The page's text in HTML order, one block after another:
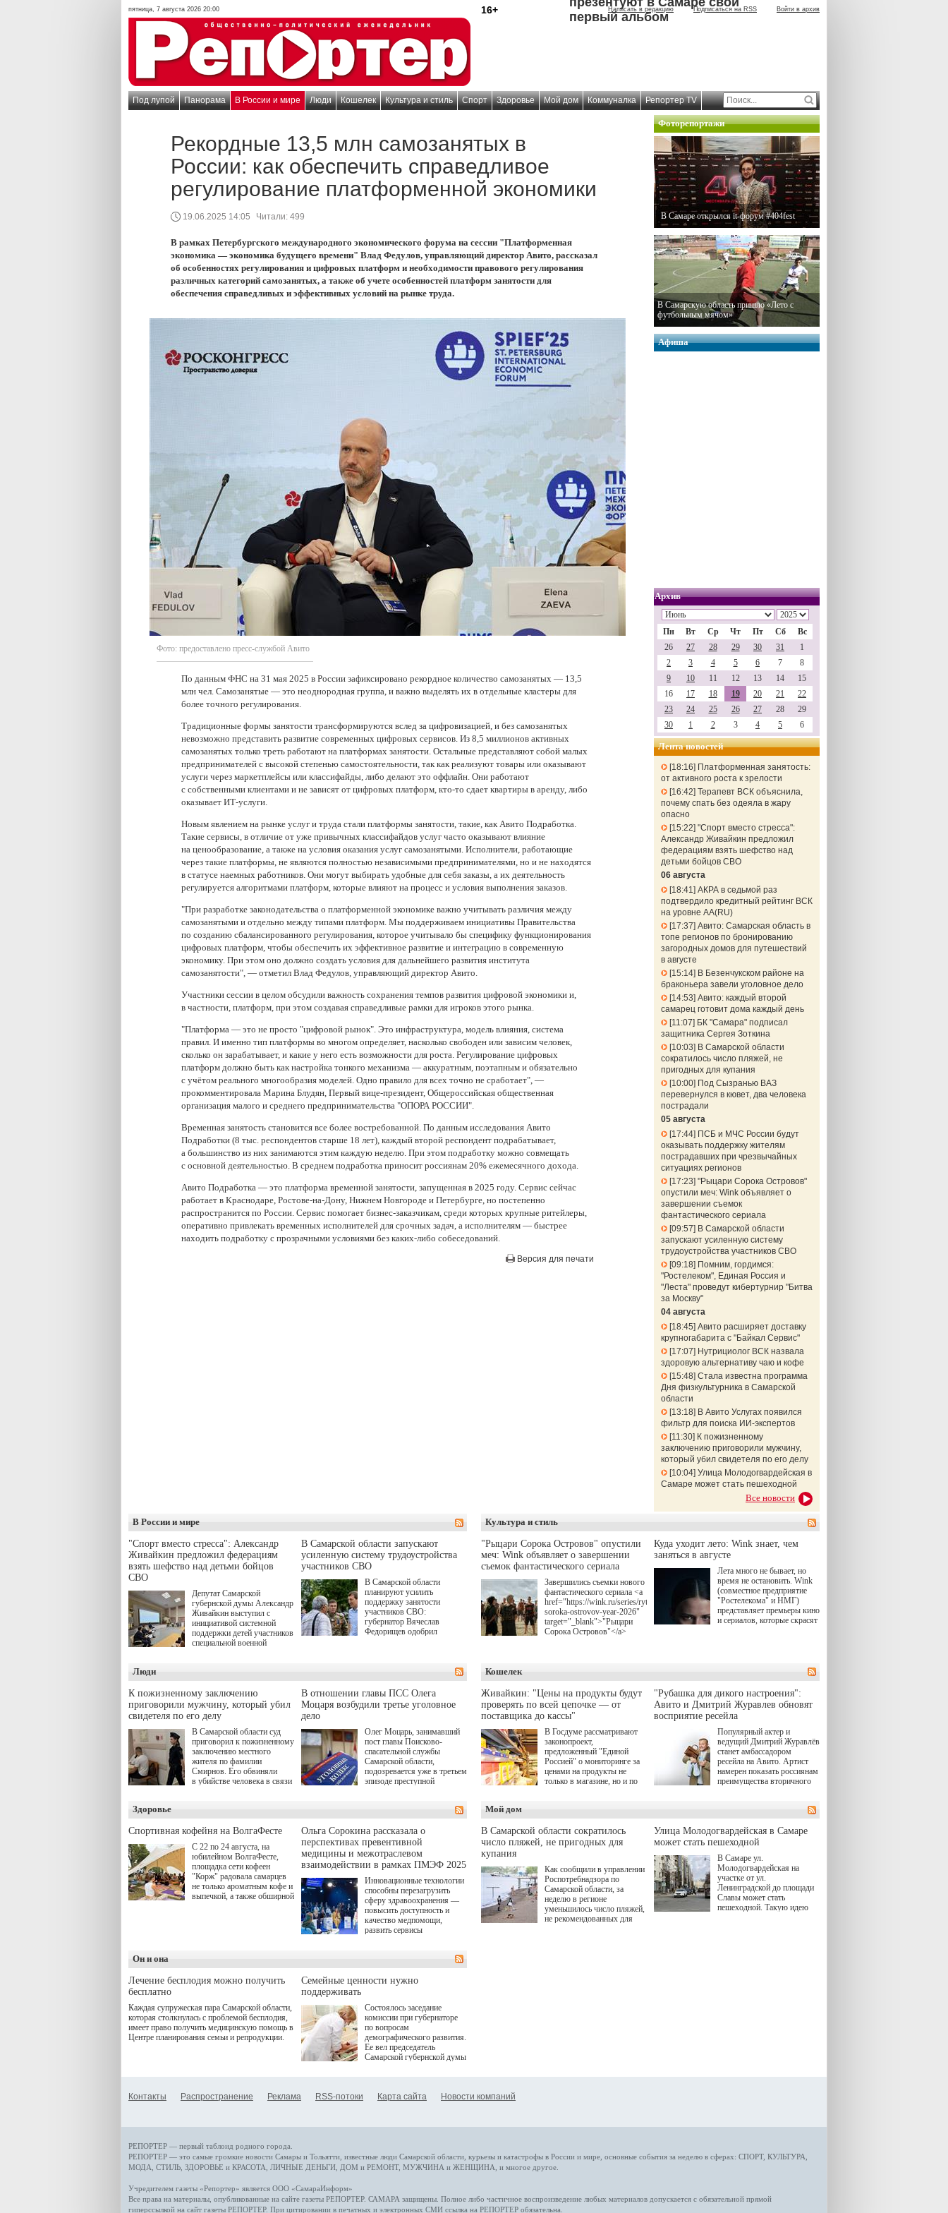
пятница, 7 августа 2026 20:00 16+ Написать в редакцию Подписаться на RSS Войти в архив
первый альбом
Под лупой Панорама В России и мире Люди Кошелек Культура и стиль Спорт Здоровье Мой дом Коммуналка Репортер TV
Рекордные 13,5 млн самозанятых в
России: как обеспечить справедливое
регулирование платформенной экономики
19.06.2025 14:05 Читали: 499
В рамках Петербургского международного экономического форума на сессии "Платформенная
экономика — экономика будущего времени" Влад Федулов, управляющий директор Авито, рассказал
об особенностях регулирования и цифровых платформ и необходимости правового регулирования
различных категорий самозанятых, а также об учете особенностей платформ занятости для
обеспечения справедливых и эффективных условий на рынке труда.
Фото: предоставлено пресс-службой Авито
По данным ФНС на 31 мая 2025 в России зафиксировано рекордное количество самозанятых — 13,5
млн чел. Самозанятые — это неоднородная группа, и важно выделять их в отдельные кластеры для
более точного регулирования.
Традиционные формы занятости трансформируются вслед за цифровизацией, и без самозанятых
невозможно представить развитие современных цифровых сервисов. Из 8,5 миллионов активных
самозанятых только треть работают на платформах занятости. Остальные представляют собой малых
предпринимателей с высокой степенью самостоятельности, так как реализуют товары или оказывают
услуги через маркетплейсы или классифайды, либо делают это оффлайн. Они работают
с собственными клиентами и не зависят от цифровых платформ, кто-то сдает квартиры в аренду, либо
оказывает ИТ-услуги.
Новым явлением на рынке услуг и труда стали платформы занятости, такие, как Авито Подработка.
Такие сервисы, в отличие от уже привычных классифайдов услуг часто оказывают влияние
на ценообразование, а также на условия оказания услуг самозанятыми. Исполнители, работающие
через такие платформы, не являются полностью независимыми предпринимателями, но и не находятся
в статусе наемных работников. Они могут выбирать удобные для себя заказы, а их деятельность
регулируется алгоритмами платформ, которые влияют на процесс и условия выполнения заказов.
"При разработке законодательства о платформенной экономике важно учитывать различия между
самозанятыми и отдельно между типами платформ. Мы поддерживаем инициативы Правительства
по созданию сбалансированного регулирования, которое учитывало бы специфику функционирования
цифровых платформ, чтобы обеспечить их эффективное развитие и интеграцию в современную
экономику. При этом оно должно создать условия для дальнейшего развития института
самозанятости", — отметил Влад Федулов, управляющий директор Авито.
Участники сессии в целом обсудили важность сохранения темпов развития цифровой экономики и,
в частности, платформ, при этом создавая справедливые рамки для игроков этого рынка.
"Платформа — это не просто "цифровой рынок". Это инфраструктура, модель влияния, система
правил. И именно тип платформы во многом определяет, насколько свободен или зависим человек,
сколько он зарабатывает, и какие у него есть возможности для роста. Регулирование цифровых
платформ должно быть как настройка тонкого механизма — аккуратным, поэтапным и обязательно
с учётом реального многообразия моделей. Одно правило для всех точно не сработает", —
прокомментировала Марина Блудян, Первый вице-президент, Общероссийская общественная
организация малого и среднего предпринимательства "ОПОРА РОССИИ".
Временная занятость становится все более востребованной. По данным исследования Авито
Подработки (8 тыс. респондентов старше 18 лет), каждый второй респондент подрабатывает,
а большинство из них занимаются этим каждую неделю. При этом подработку можно совмещать
с основной деятельностью. В среднем подработка приносит россиянам 20% ежемесячного дохода.
Авито Подработка — это платформа временной занятости, запущенная в 2025 году. Сервис сейчас
работает в Краснодаре, Ростове-на-Дону, Нижнем Новгороде и Петербурге, но постепенно
распространится по России. Сервис помогает бизнес-заказчикам, среди которых крупные ритейлеры,
оперативно привлекать временных исполнителей для срочных задач, а исполнителям — быстрее
находить подработку с прозрачными условиями без каких-либо собеседований.
Версия для печати
Фоторепортажи
В Самаре открылся it-форум #404fest
В Самарскую область пришло «Лето с
футбольным мячом»
Афиша
Архив
Пн Вт Ср Чт Пт Сб
Вс
26
27 28 29 30 31
1
2
3 4 5 6 7
8
9
10 11 12 13 14
15
16
17 18 19 20 21
22
23
24 25 26 27 28
29
30
1 2 3 4 5 6
Лента новостей
18:16
Платформенная занятость:
от активного роста к зрелости
16:42 Терапевт ВСК объяснила,
почему спать без одеяла в жару
опасно
15:22 "Спорт вместо стресса":
Александр Живайкин предложил
федерациям взять шефство над
детьми бойцов СВО
06 августа
18:41 АКРА в седьмой раз
подтвердило кредитный рейтинг ВСК
на уровне АА(RU)
17:37 Авито: Самарская область в
топе регионов по бронированию
загородных домов для путешествий
в августе
15:14 В Безенчукском районе на
браконьера завели уголовное дело
14:53 Авито: каждый второй
самарец готовит дома каждый день
11:07
БК "Самара" подписал
защитника Сергея Зоткина
10:03
В Самарской области
сократилось число пляжей, не
пригодных для купания
10:00 Под Сызранью ВАЗ
перевернулся в кювет, два человека
пострадали
05 августа
17:44 ПСБ и МЧС России будут
оказывать поддержку жителям
пострадавших при чрезвычайных
ситуациях регионов
17:23 "Рыцари Сорока Островов"
опустили меч: Wink объявляет о
завершении съемок
фантастического сериала
09:57
В Самарской области
запускают усиленную систему
трудоустройства участников СВО
09:18 Помним, гордимся:
"Ростелеком", Единая Россия и
"Леста" проведут кибертурнир "Битва
за Москву"
04 августа
18:45 Авито расширяет доставку
крупногабарита с "Байкал Сервис"
17:07
Нутрициолог ВСК назвала
здоровую альтернативу чаю и кофе
15:48 Стала известна программа
Дня физкультурника в Самарской
области
13:18 В Авито Услугах появился
фильтр для поиска ИИ-экспертов
11:30 К пожизненному
заключению приговорили мужчину,
который убил свидетеля по его делу
10:04 Улица Молодогвардейская в
Самаре может стать пешеходной
Все новости
В России и мире
"Спорт вместо стресса": Александр
Живайкин предложил федерациям
взять шефство над детьми бойцов
СВО
Депутат Самарской
губернской думы Александр
Живайкин выступил с
инициативой системной
поддержки детей участников
специальной военной
"Помощь фронту и семьям
участников СВО", которая
прошла в Отрадном 7
августа.
В Самарской области запускают
усиленную систему трудоустройства
участников СВО
В Самарской области
планируют усилить
поддержку занятости
участников СВО:
губернатор Вячеслав
Федорищев одобрил
Живайкина, направленные
на трудоустройство и более
спокойную адаптацию к
мирной жизни.
Культура и стиль
"Рыцари Сорока Островов" опустили
меч: Wink объявляет о завершении
съемок фантастического сериала
Завершились съемки нового
фантастического сериала <a
href="https://wink.ru/series/rytsari-
soroka-ostrovov-year-2026"
target="_blank">"Рыцари
Сорока Островов"</a>
одноименного романа
Сергея Лукьяненко. Главные
роли в проекте исполнили
Артем Кошман, Полина
Гухман, Вероника
Устимова, Олег Савостюк,
Святослав Рогожан, Кузьма
Котрелёв, Никита
Кологривый, Елисей
Чучилин, Александра
Нестерова, Ника Жукова, а
Волкова в роли родителей.
Режиссер-постановщик
проекта — Егор Чичканов
(сериалы "Комбинация", "И
Куда уходит лето: Wink знает, чем
заняться в августе
Лета много не бывает, но
время не остановить. Wink
(совместное предприятие
"Ростелекома" и НМГ)
представляет премьеры кино
и сериалов, которые скрасят
target="_blank">"Холод"
</a> (18+) останется только
на экране — весь август по
четвергам продолжат
выходить новые эпизоды
сериала, в котором
беспощадным возмездием в
духе графа Монте-Кристо
занимается наша
современница.
Люди
К пожизненному заключению
приговорили мужчину, который убил
свидетеля по его делу
В Самарской области суд
приговорил к пожизненному
заключению местного
жителя по фамилии
Смирнов. Его обвиняли
в убийстве человека в связи
В отношении главы ПСС Олега
Моцаря возбудили третье уголовное
дело
Олег Моцарь, занимавший
пост главы Поисково-
спасательной службы
Самарской области,
подозревается уже в третьем
эпизоде преступной
о превышении полномочий,
а сам он находится в СИЗО.
Кошелек
Живайкин: "Цены на продукты будут
проверять по всей цепочке — от
поставщика до кассы"
В Госдуме рассматривают
законопроект,
предложенный "Единой
Россией" о мониторинге за
ценами на продукты не
только в магазине, но и по
подорожания было понятно,
где именно цена "поехала"
вверх и кто её разогнал.
"Рубашка для дикого настроения":
Авито и Дмитрий Журавлев обновят
восприятие ресейла
Популярный актер и
ведущий Дмитрий Журавлёв
станет амбассадором
ресейла на Авито. Артист
намерен показать россиянам
преимущества вторичного
для современного и умного
человека.
Здоровье
Спортивная кофейня на ВолгаФесте
С 22 по 24 августа, на
юбилейном ВолгаФесте,
площадка сети кофеен
"Корж" радовала самарцев
не только ароматным кофе и
выпечкой, а также обширной
Ольга Сорокина рассказала о
перспективах превентивной
медицины и межотраслевом
взаимодействии в рамках ПМЭФ 2025
Инновационные технологии
способны перезагрузить
сферу здравоохранения —
повысить доступность и
качество медпомощи,
развить сервисы
определенными барьерами.
К ним можно отнести
возникающие при работе с
данными пациентов. Для
более динамичного роста
проникновения инноваций в
сегмент необходимо кросс-
отраслевое взаимодействие
рассказала Ольга Сорокина,
ходе сессии "Развитие
качества жизни" в рамках
ПМЭФ 2025. В дискуссии
РФ Михаил Мурашко,
представители
Мой дом
В Самарской области сократилось
число пляжей, не пригодных для
купания
Как сообщили в управлении
Роспотребнадзора по
Самарской области, за
неделю в регионе
уменьшилось число пляжей,
не рекомендованных для
Улица Молодогвардейская в Самаре
может стать пешеходной
В Самаре ул.
Молодогвардейская на
участке от ул.
Ленинградской до площади
Славы может стать
пешеходной. Такую идею
Он и она
Лечение бесплодия можно получить
бесплатно
Каждая супружеская пара Самарской области,
которая столкнулась с проблемой бесплодия,
имеет право получить медицинскую помощь в
Центре планирования семьи и репродукции.
Семейные ценности нужно
поддерживать
Состоялось заседание
комиссии при губернаторе
по вопросам
демографического развития.
Ее вел председатель
Самарской губернской думы
Контакты Распространение Реклама RSS-потоки Карта сайта Новости компаний
РЕПОРТЕР — первый таблоид родного города.
РЕПОРТЕР — это самые громкие новости Самары и Тольятти, известные люди Самарской области, курьезы и катастрофы в России и мире , основные события за неделю в сферах: СПОРТ, КУЛЬТУРА,
МОДА, СТИЛЬ ЗДОРОВЬЕ и КРАСОТА ЛИЧНЫЕ ДЕНЬГИ ДОМ и РЕМОНТ, МУЖЧИНА и ЖЕНЩИНА , и многое другое
Учредителем газеты «Репортер» является ООО «СамараИнформ»
Все права на материалы, опубликованные на сайте газеты РЕПОРТЕР. САМАРА защищены. Полное либо частичное воспроизведение любых материалов допускается с обязательной прямой
гиперссылкой на сайт газеты РЕПОРТЕР. При цитировании в печатных и электронных СМИ ссылка на РЕПОРТЕР обязательна.